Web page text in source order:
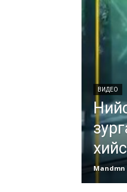
ВИДЕО
Mandmn